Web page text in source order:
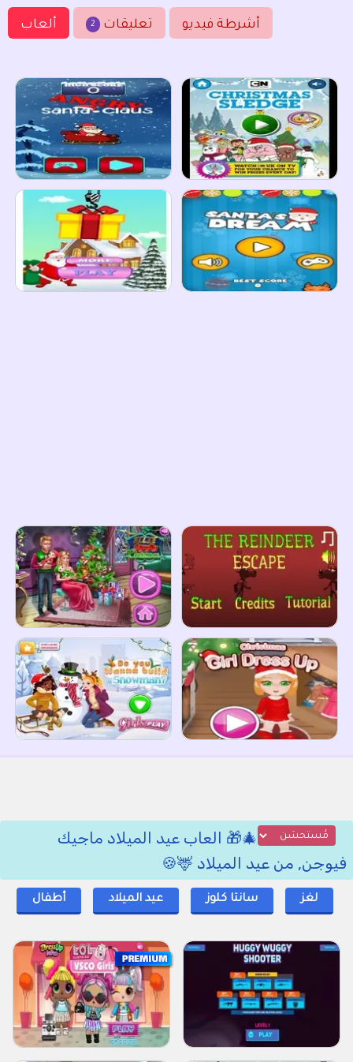
ألعاب 2 تعليقات أشرطة فيديو
🎄🎁 العاب عيد الميلاد ماجيك
فيوجن, من عيد الميلاد 🦌🍪
لغز سانتا كلوز عيد الميلاد أطفال